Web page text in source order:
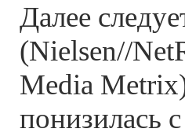
Далее
(Nielsen//
Media
понизилась